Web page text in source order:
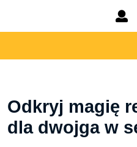
My
Odkryj magię
dla dwojga w